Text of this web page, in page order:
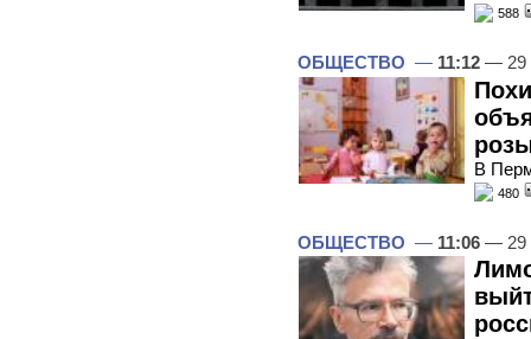
588
ОБЩЕСТВО — 11:12 — 29
В
480
ОБЩЕСТВО — 11:06 — 29